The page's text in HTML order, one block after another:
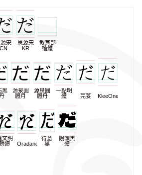
源宋
CN
思源宋
KR
教育部
楷體
黑
源泉圓
體月
源泉圓
體丹
一點明
體
芫荽 KleeOne
文明
體
Oradano
得意
黑
饅頭黑
體